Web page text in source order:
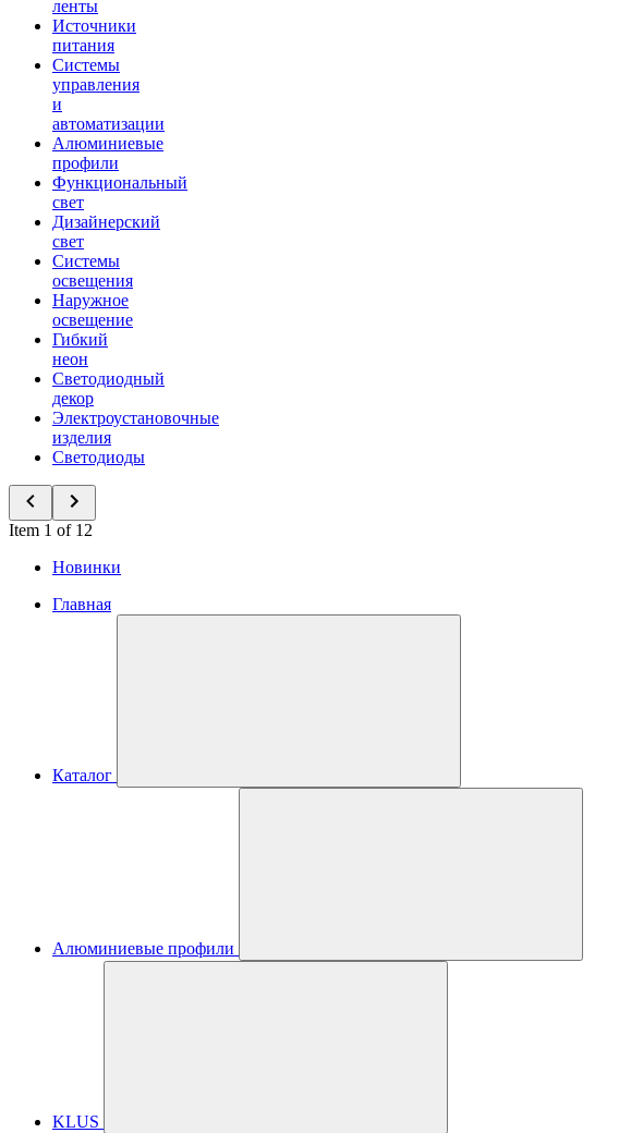
ленты
Источники
питания
Системы
управления
и
автоматизации
Алюминиевые
профили
Функциональный
свет
Дизайнерский
свет
Системы
освещения
Наружное
освещение
Гибкий
неон
Светодиодный
декор
Электроустановочные
изделия
Светодиоды
Item 1 of 12
Новинки
Главная
Каталог
Алюминиевые профили
KLUS